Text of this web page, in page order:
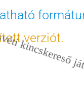
verziót.